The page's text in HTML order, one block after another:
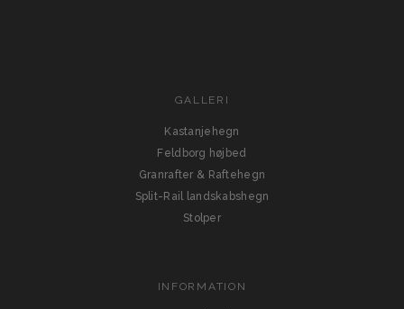
GALLERI
Kastanjehegn
Feldborg højbed
Granrafter & Raftehegn
Split-Rail landskabshegn
Stolper
INFORMATION